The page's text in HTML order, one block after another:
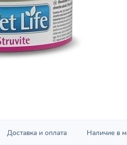
Доставка и оплата Наличие в